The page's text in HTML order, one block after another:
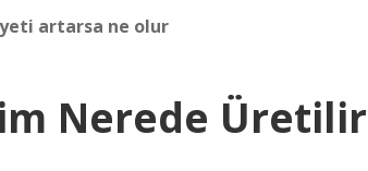
artarsa ne olur
Nerede Üretilir